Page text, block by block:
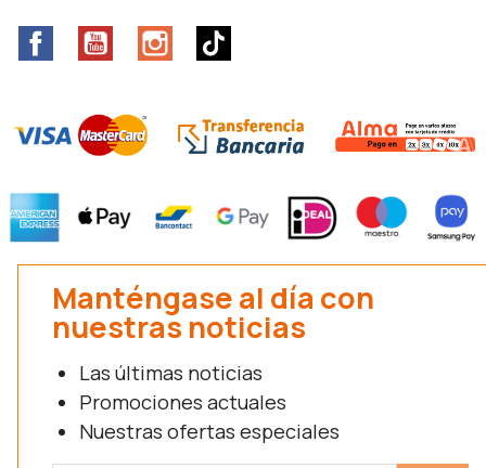
FacebookYouTube Instagram
Manténgase al día con
nuestras noticias
Las últimas noticias
Promociones actuales
Nuestras ofertas especiales